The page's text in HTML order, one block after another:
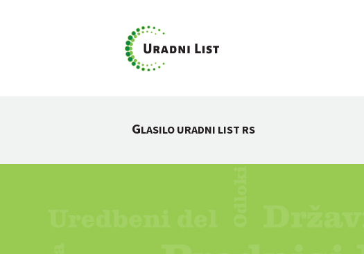
GLASILO URADNI LIST RS